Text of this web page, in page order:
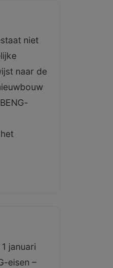
niet
naar de
januari
eisen –